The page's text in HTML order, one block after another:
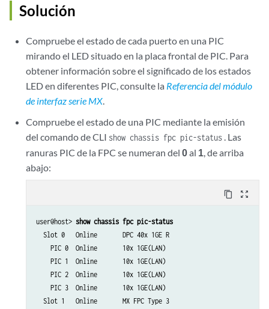
Solución
Compruebe el estado de cada puerto en una PIC
mirando el LED situado en la placa frontal de PIC. Para
obtener información sobre el significado de los estados
LED en diferentes PIC, consulte la Referencia del módulo
de interfaz serie MX.
Compruebe el estado de una PIC mediante la emisión
del comando de CLI show chassis fpc pic-status . Las
ranuras PIC de la FPC se numeran del0al 1, de arriba
abajo:
content_copy zoom_out_map
user@host> show chassis fpc pic-status
  Slot 0   Online       DPC 40x 1GE R
    PIC 0  Online       10x 1GE(LAN)
    PIC 1  Online       10x 1GE(LAN)
    PIC 2  Online       10x 1GE(LAN)
    PIC 3  Online       10x 1GE(LAN)
  Slot 1   Online       MX FPC Type 3